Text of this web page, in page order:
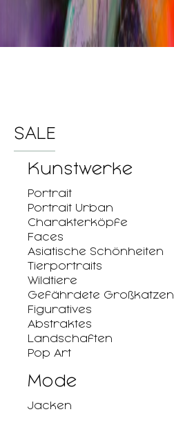
SALE
Kunstwerke
Portrait
Portrait Urban
Charakterköpfe
Faces
Asiatische Schönheiten
Tierportraits
Wildtiere
Gefährdete Großkatzen
Figuratives
Abstraktes
Landschaften
Pop Art
Mode
Jacken